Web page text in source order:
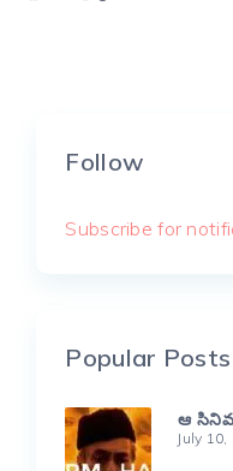
Follow
Subscribe for
Popular Posts
ఆ సినిమా
July